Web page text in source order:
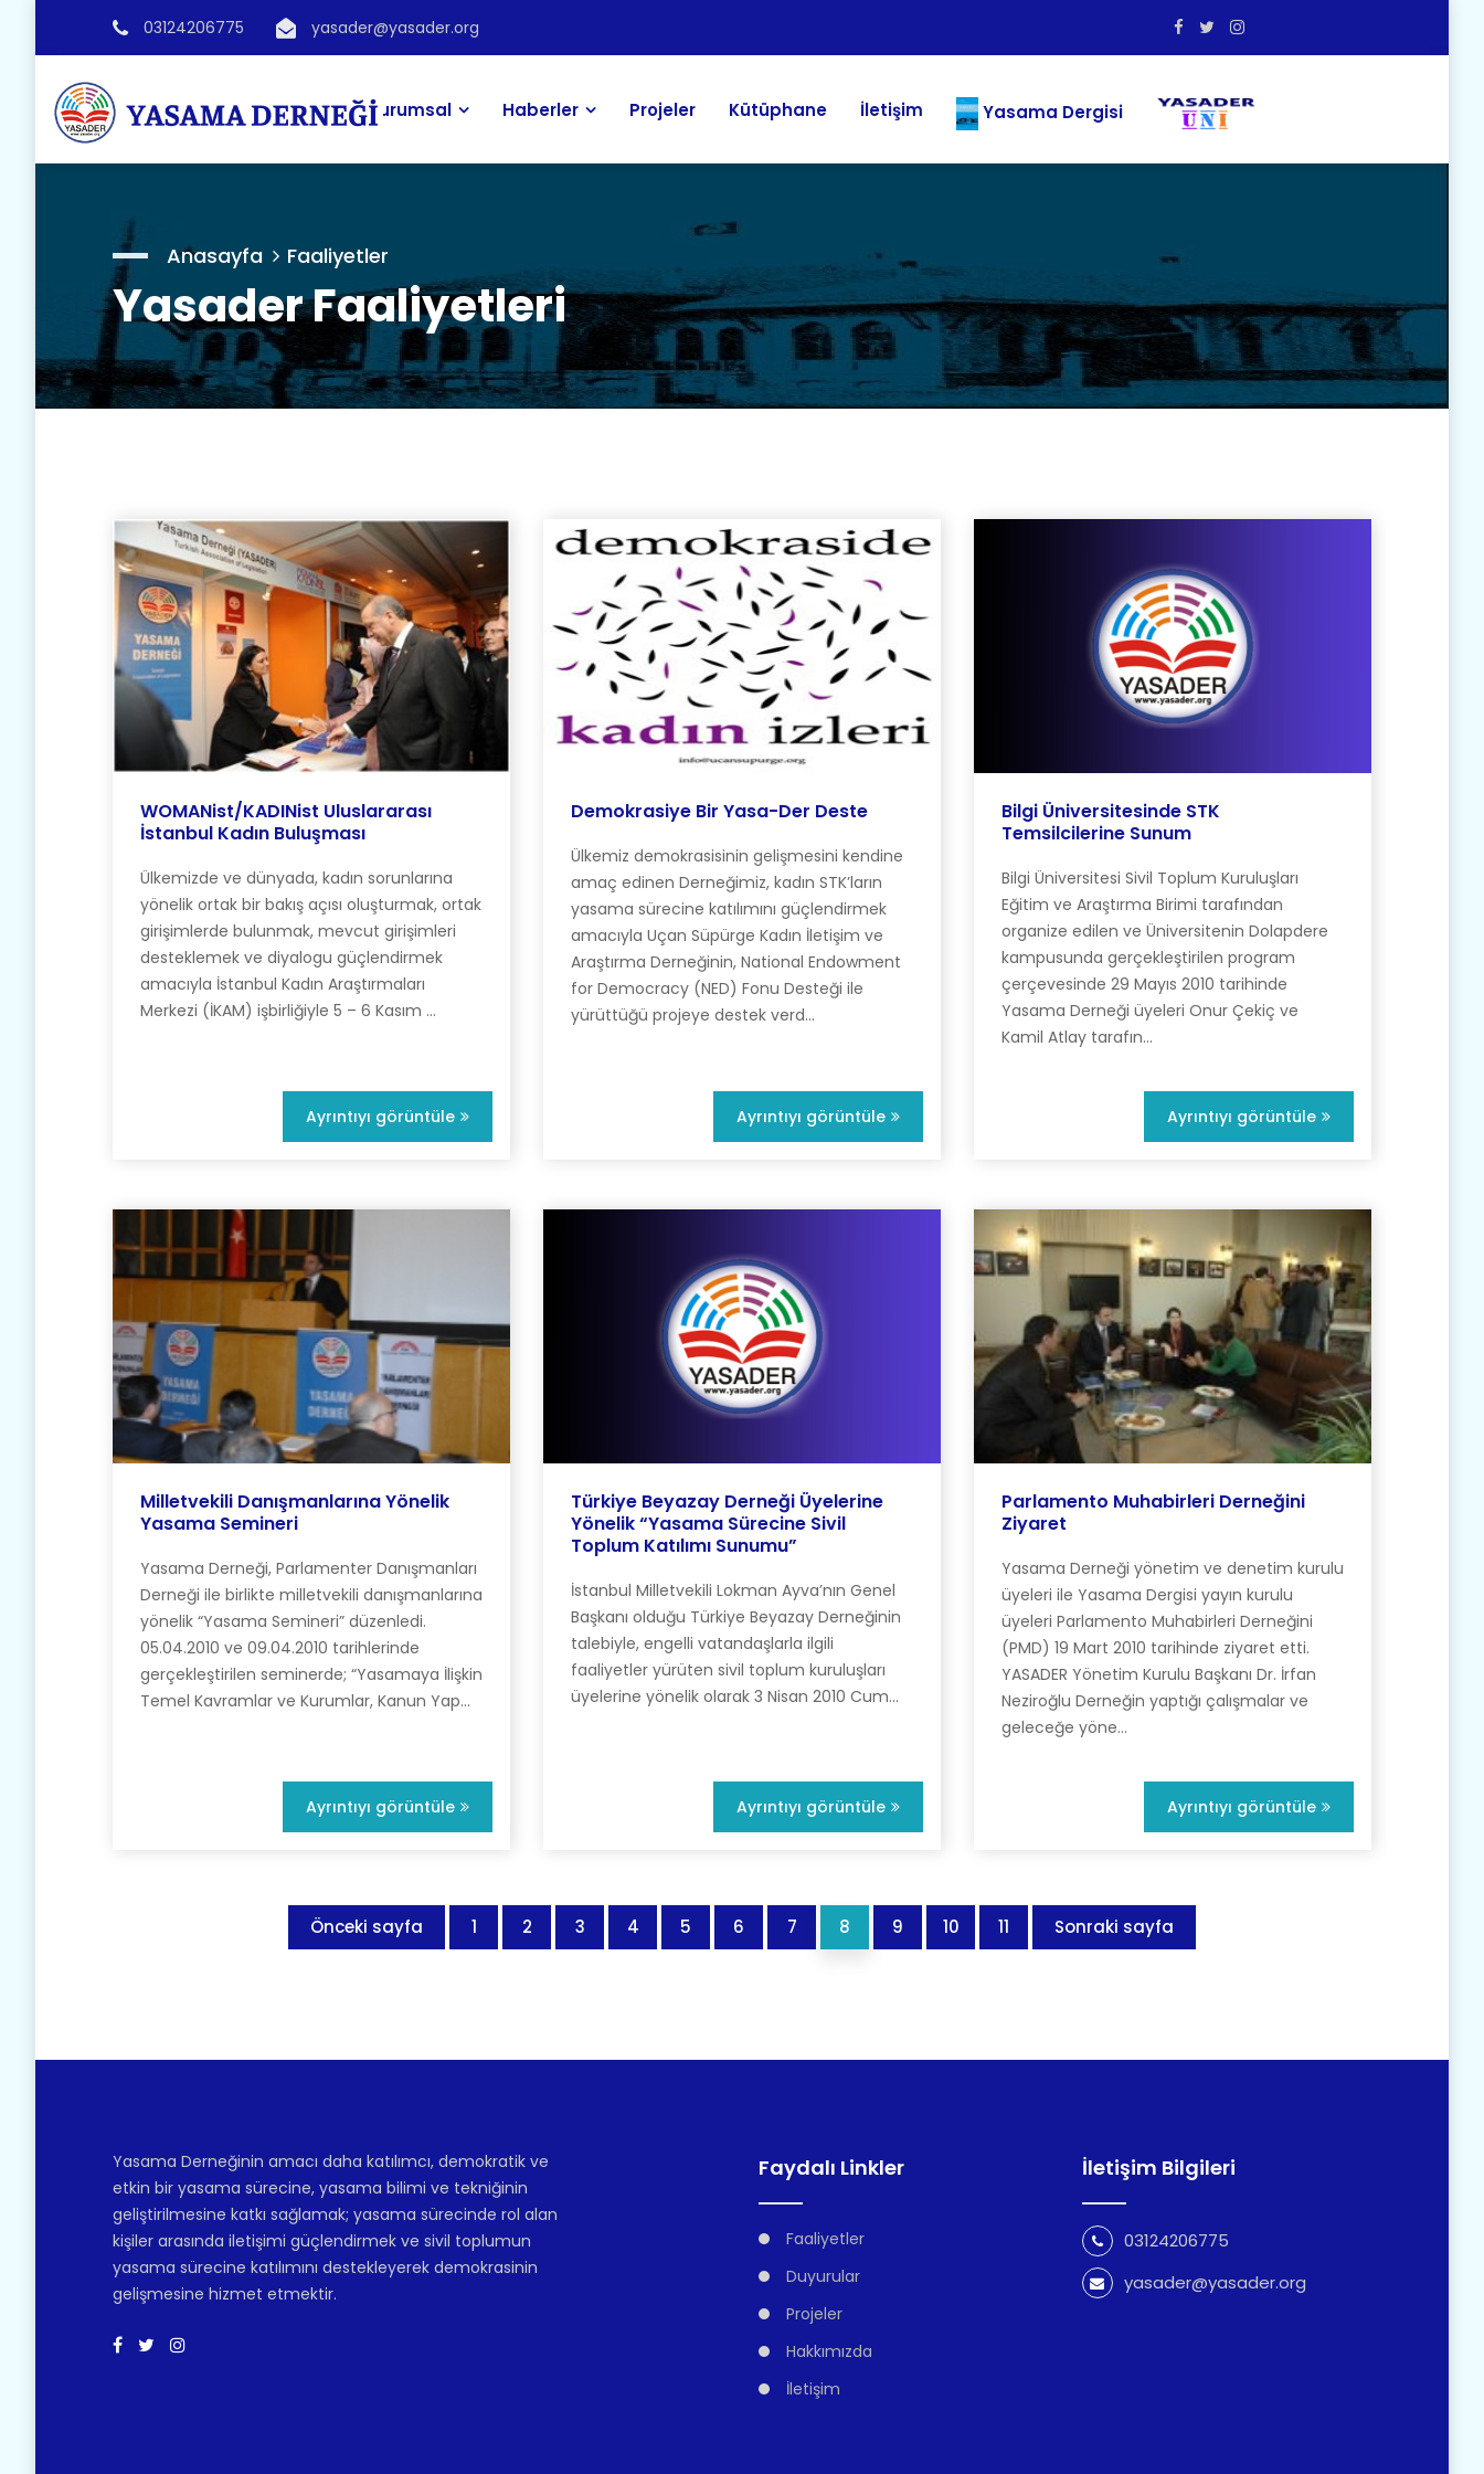
03124206775 yasader@yasader.org
Kurumsal Haberler Projeler Kütüphane İletişim Yasama Dergisi
Anasayfa Faaliyetler
Yasader Faaliyetleri
WOMANist/KADINist Uluslararası
İstanbul Kadın Buluşması
Ülkemizde ve dünyada, kadın sorunlarına
yönelik ortak bir bakış açısı oluşturmak, ortak
girişimlerde bulunmak, mevcut girişimleri
desteklemek ve diyalogu güçlendirmek
amacıyla İstanbul Kadın Araştırmaları
Merkezi (İKAM) işbirliğiyle 5 – 6 Kasım ...
Ayrıntıyı görüntüle
Demokrasiye Bir Yasa-Der Deste
Ülkemiz demokrasisinin gelişmesini kendine
amaç edinen Derneğimiz, kadın STK’ların
yasama sürecine katılımını güçlendirmek
amacıyla Uçan Süpürge Kadın İletişim ve
Araştırma Derneğinin, National Endowment
for Democracy (NED) Fonu Desteği ile
yürüttüğü projeye destek verd...
Ayrıntıyı görüntüle
Bilgi Üniversitesinde STK
Temsilcilerine Sunum
Bilgi Üniversitesi Sivil Toplum Kuruluşları
Eğitim ve Araştırma Birimi tarafından
organize edilen ve Üniversitenin Dolapdere
kampusunda gerçekleştirilen program
çerçevesinde 29 Mayıs 2010 tarihinde
Yasama Derneği üyeleri Onur Çekiç ve
Kamil Atlay tarafın...
Ayrıntıyı görüntüle
Milletvekili Danışmanlarına Yönelik
Yasama Semineri
Yasama Derneği, Parlamenter Danışmanları
Derneği ile birlikte milletvekili danışmanlarına
yönelik “Yasama Semineri” düzenledi.
05.04.2010 ve 09.04.2010 tarihlerinde
gerçekleştirilen seminerde; “Yasamaya İlişkin
Temel Kavramlar ve Kurumlar, Kanun Yap...
Ayrıntıyı görüntüle
Türkiye Beyazay Derneği Üyelerine
Yönelik “Yasama Sürecine Sivil
Toplum Katılımı Sunumu”
İstanbul Milletvekili Lokman Ayva’nın Genel
Başkanı olduğu Türkiye Beyazay Derneğinin
talebiyle, engelli vatandaşlarla ilgili
faaliyetler yürüten sivil toplum kuruluşları
üyelerine yönelik olarak 3 Nisan 2010 Cum...
Ayrıntıyı görüntüle
Parlamento Muhabirleri Derneğini
Ziyaret
Yasama Derneği yönetim ve denetim kurulu
üyeleri ile Yasama Dergisi yayın kurulu
üyeleri Parlamento Muhabirleri Derneğini
(PMD) 19 Mart 2010 tarihinde ziyaret etti.
YASADER Yönetim Kurulu Başkanı Dr. İrfan
Neziroğlu Derneğin yaptığı çalışmalar ve
geleceğe yöne...
Ayrıntıyı görüntüle
Önceki sayfa 1 2 3 4 5 6 7 8 9 10 11 Sonraki sayfa
Yasama Derneğinin amacı daha katılımcı, demokratik ve
etkin bir yasama sürecine, yasama bilimi ve tekniğinin
geliştirilmesine katkı sağlamak; yasama sürecinde rol alan
kişiler arasında iletişimi güçlendirmek ve sivil toplumun
yasama sürecine katılımını destekleyerek demokrasinin
gelişmesine hizmet etmektir.
Faydalı Linkler
Faaliyetler
Duyurular
Projeler
Hakkımızda
İletişim
İletişim Bilgileri
03124206775
yasader@yasader.org